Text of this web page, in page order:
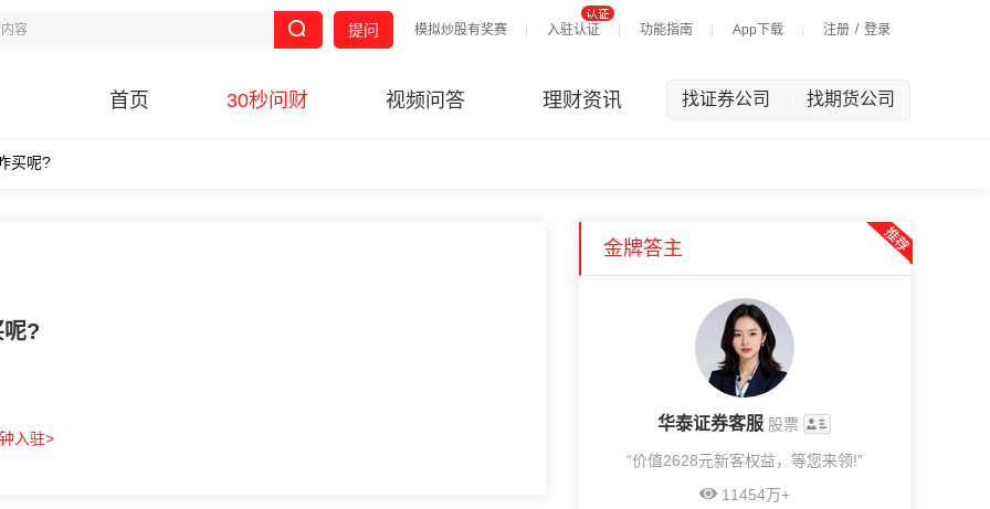
模拟炒股有奖赛 入驻认证 功能指南 App下载 注册 / 登录
提问
首页 30秒问财 视频问答 理财资讯 找证券公司 找期货公司
买呢?
?
入驻>
金牌答主
华泰证券客服 股票
“价值2628元新客权益，等您来领!”
11454万+